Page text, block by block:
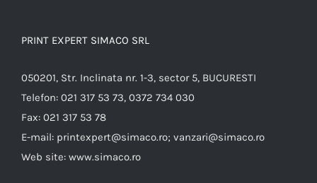
PRINT EXPERT SIMACO SRL
050201, Str. Inclinata nr. 1-3, sector 5, BUCURESTI
Telefon: 021 317 53 73, 0372 734 030
Fax: 021 317 53 78
E-mail: printexpert@simaco.ro; vanzari@simaco.ro
Web site: www.simaco.ro